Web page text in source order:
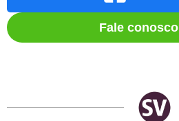
Fale conosco